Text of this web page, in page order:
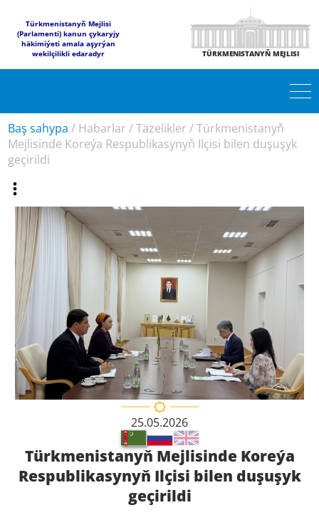
Türkmenistanyň Mejlisi
(Parlamenti) kanun çykaryjy
häkimiýeti amala aşyrýan
wekilçilikli edaradyr
TÜRKMENISTANYŇ MEJLISI
Baş sahypa / Habarlar /Täzelikler /Türkmenistanyň
Mejlisinde Koreýa Respublikasynyň Ilçisi bilen duşuşyk
geçirildi
25.05.2026
Türkmenistanyň Mejlisinde Koreýa
Respublikasynyň Ilçisi bilen duşuşyk
geçirildi